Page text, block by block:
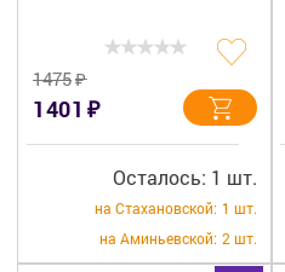
1475₽
1401 ₽
Осталось: 1 шт.
на Стахановской: 1 шт.
на Аминьевской: 2 шт.